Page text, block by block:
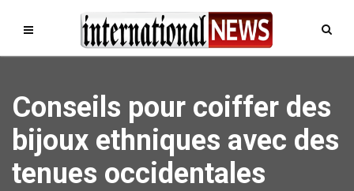
Conseils pour coiffer des
bijoux ethniques avec des
tenues occidentales